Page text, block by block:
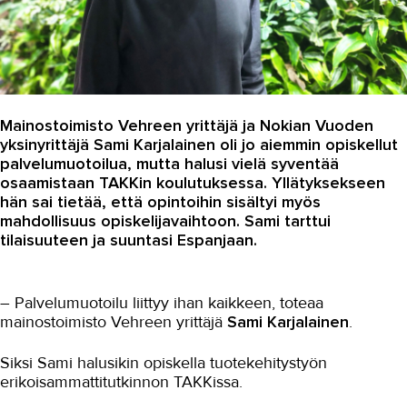
Kauneudenhoito
Kiinteistönvälitys ja isännöinti
Kotoutuminen
Kuljetus ja logistiikka
Kumitekniikka
Liiketalous ja kaupan ala
Matkailu- ja ravitsemisala
Media-ala ja viestintätekniikka
Palvelumuotoilu ja tuotekehitys
Mainostoimisto Vehreen yrittäjä ja Nokian Vuoden
yksinyrittäjä Sami Karjalainen oli jo aiemmin opiskellut
palvelumuotoilua, mutta halusi vielä syventää
osaamistaan TAKKin koulutuksessa. Yllätyksekseen
hän sai tietää, että opintoihin sisältyi myös
mahdollisuus opiskelijavaihtoon. Sami tarttui
tilaisuuteen ja suuntasi Espanjaan.
– Palvelumuotoilu liittyy ihan kaikkeen, toteaa
mainostoimisto Vehreen yrittäjä Sami Karjalainen.
Siksi Sami halusikin opiskella tuotekehitystyön
erikoisammattitutkinnon TAKKissa.